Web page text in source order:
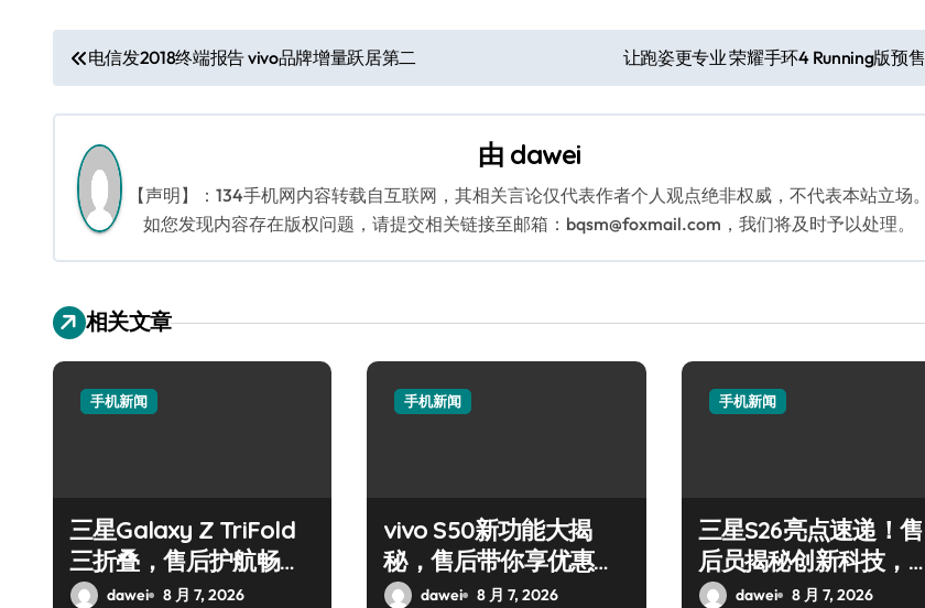
文
章
导
航
电信发2018终端报告 vivo品牌增量跃居第二 让跑姿更专业 荣耀手环4 Running版预售
由 dawei
【声明】：134手机网内容转载自互联网，其相关言论仅代表作者个人观点绝非权威，不代表本站立场。
如您发现内容存在版权问题，请提交相关链接至邮箱：bqsm@foxmail.com，我们将及时予以处理。
相关文章
手机新闻
三星Galaxy Z TriFold
三折叠，售后护航畅享
未来屏界新体验！
dawei 8 月 7, 2026
手机新闻
vivo S50新功能大揭
秘，售后带你享优惠高
效玩机！
dawei 8 月 7, 2026
手机新闻
三星S26亮点速递！售
后员揭秘创新科技，玩
转新机不迷茫！
dawei 8 月 7, 2026